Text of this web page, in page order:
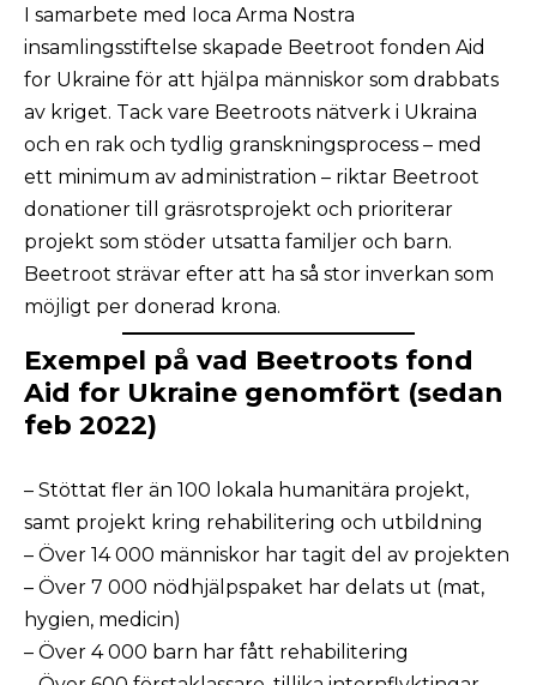
I samarbete med Ioca Arma Nostra
insamlingsstiftelse skapade Beetroot fonden Aid
for Ukraine för att hjälpa människor som drabbats
av kriget. Tack vare Beetroots nätverk i Ukraina
och en rak och tydlig granskningsprocess – med
ett minimum av administration – riktar Beetroot
donationer till gräsrotsprojekt och prioriterar
projekt som stöder utsatta familjer och barn.
Beetroot strävar efter att ha så stor inverkan som
möjligt per donerad krona.
Exempel på vad Beetroots fond
Aid for Ukraine genomfört (sedan
feb 2022)
– Stöttat fler än 100 lokala humanitära projekt,
samt projekt kring rehabilitering och utbildning
– Över 14 000 människor har tagit del av projekten
– Över 7 000 nödhjälpspaket har delats ut (mat,
hygien, medicin)
– Över 4 000 barn har fått rehabilitering